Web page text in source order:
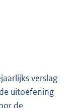
verslag
uitoefening
de